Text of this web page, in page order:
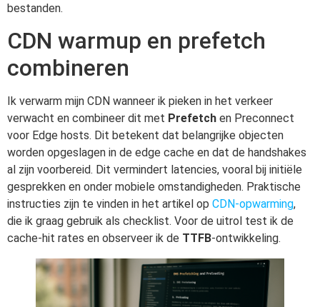
bestanden.
CDN warmup en prefetch
combineren
Ik verwarm mijn CDN wanneer ik pieken in het verkeer
verwacht en combineer dit met Prefetch en Preconnect
voor Edge hosts. Dit betekent dat belangrijke objecten
worden opgeslagen in de edge cache en dat de handshakes
al zijn voorbereid. Dit vermindert latencies, vooral bij initiële
gesprekken en onder mobiele omstandigheden. Praktische
instructies zijn te vinden in het artikel op CDN-opwarming,
die ik graag gebruik als checklist. Voor de uitrol test ik de
cache-hit rates en observeer ik de TTFB-ontwikkeling.